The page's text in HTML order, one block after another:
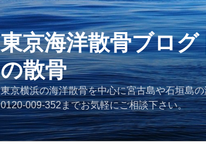
東京海洋散骨ブロ
の散骨
東京横浜の海洋散骨を中心に宮古島や石垣島
0120-009-352までお気軽にご相談下さい。